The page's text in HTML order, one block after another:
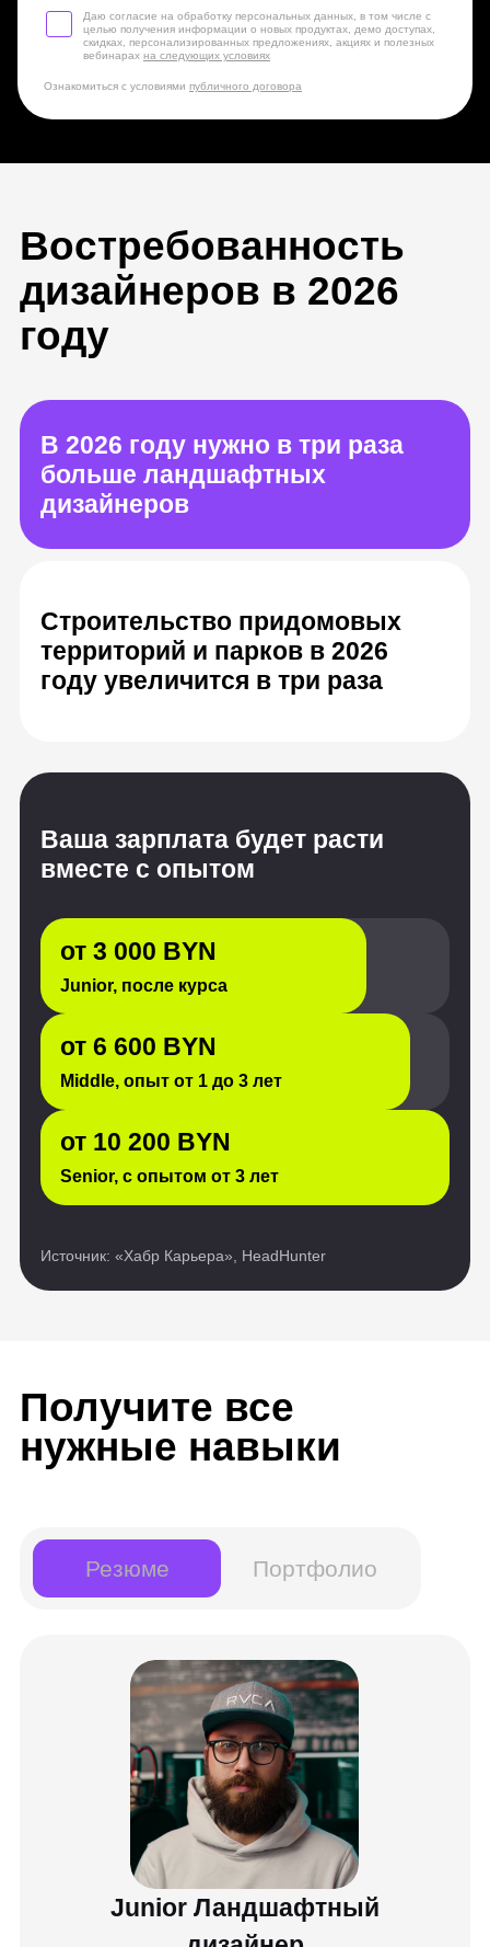
Даю согласие на обработку персональных данных, в том числе с
целью получения информации о новых продуктах, демо доступах,
скидках, персонализированных предложениях, акциях и полезных
вебинарах на следующих условиях
Ознакомиться с условиями публичного договора
от 3 000 BYN
Junior, после курса
Senior, с опытом от 3 лет
Востребованность
дизайнеров в 2026
году
дизайнеров
Строительство придомовых
году увеличится в три раза
Получите все
нужные навыки
Резюме Портфолио
Junior Ландшафтный
Дизайнер-проектировщик, дизайнер-
чертежник
Инструменты:
AutoCAD Revit SketchUp
Создаю полноценные дизайн-проекты
Навыки: